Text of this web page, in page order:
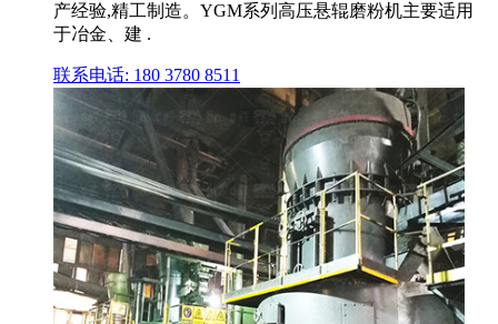
产经验,精工制造。YGM系列高压悬辊磨粉机主要适用
于冶金、建 .
联系电话: 180 3780 8511